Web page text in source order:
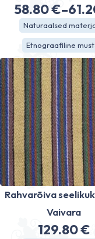
58.80€–
kuni
Naturaalsed
Etnograafiline
Rahvarõiva
Vaivara
129.80€